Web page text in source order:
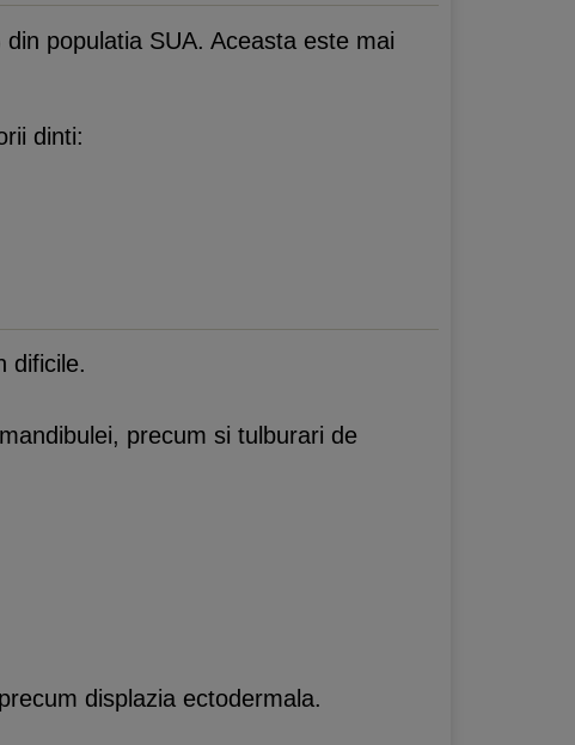
populatia SUA. Aceasta este mai
dinti:
dificile.
precum si tulburari de
displazia ectodermala.